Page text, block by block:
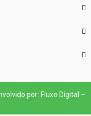
por: Fluxo Digital –